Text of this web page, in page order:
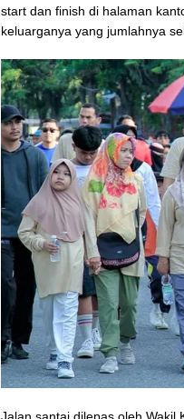
start dan finish di halaman
keluarganya yang jumlahnya